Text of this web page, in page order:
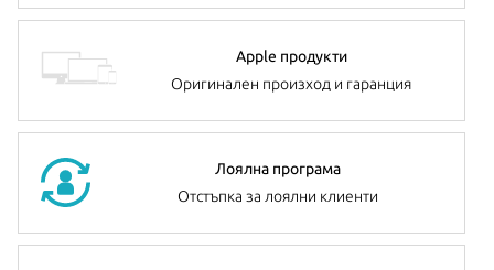
Apple продукти
Оригинален произход и гаранция
Лоялна програма
Отстъпка за лоялни клиенти